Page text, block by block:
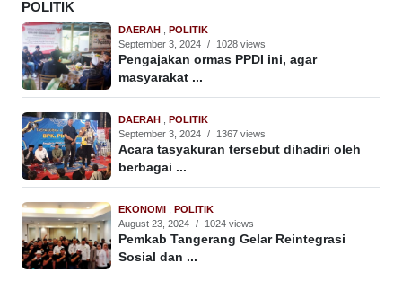
POLITIK
DAERAH
POLITIK
September 3, 2024 / 1028 views
Pengajakan ormas PPDI ini, agar
masyarakat ...
DAERAH
POLITIK
September 3, 2024 / 1367 views
Acara tasyakuran tersebut dihadiri oleh
berbagai ...
EKONOMI
POLITIK
August 23, 2024 / 1024 views
Pemkab Tangerang Gelar Reintegrasi
Sosial dan ...